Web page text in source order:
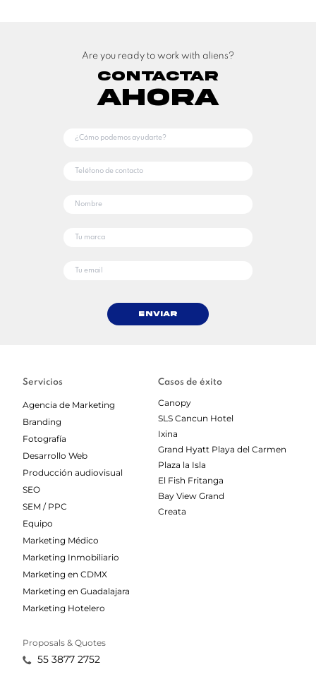
Are you ready to work with aliens?
Contactar
Ahora
Enviar
Servicios
Agencia de Marketing
Branding
Fotografía
Desarrollo Web
Producción audiovisual
SEO
SEM / PPC
Equipo
Marketing Médico
Marketing Inmobiliario
Marketing en CDMX
Marketing en Guadalajara
Marketing Hotelero
Proposals & Quotes
55 3877 2752
Casos de éxito
Canopy
SLS Cancun Hotel
Ixina
Grand Hyatt Playa del Carmen
Plaza la Isla
El Fish Fritanga
Bay View Grand
Creata